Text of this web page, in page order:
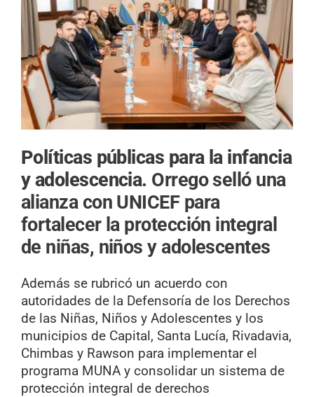
Políticas públicas para la infancia
y adolescencia. Orrego selló una
alianza con UNICEF para
fortalecer la protección integral
de niñas, niños y adolescentes
Además se rubricó un acuerdo con
autoridades de la Defensoría de los Derechos
de las Niñas, Niños y Adolescentes y los
municipios de Capital, Santa Lucía, Rivadavia,
Chimbas y Rawson para implementar el
programa MUNA y consolidar un sistema de
protección integral de derechos